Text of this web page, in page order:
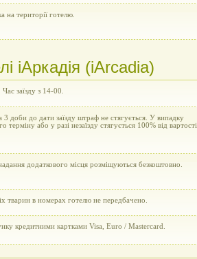
на території готелю.
iАркадія (iArcadia)
заїзду з 14-00.
3 доби до дати заїзду штраф не стягується. У випадку
терміну або у разі незаїзду стягується 100% від вартості
додаткового місця розміщуються безкоштовно.
тварин в номерах готелю не передбачено.
кредитними картками Visa, Euro / Mastercard.